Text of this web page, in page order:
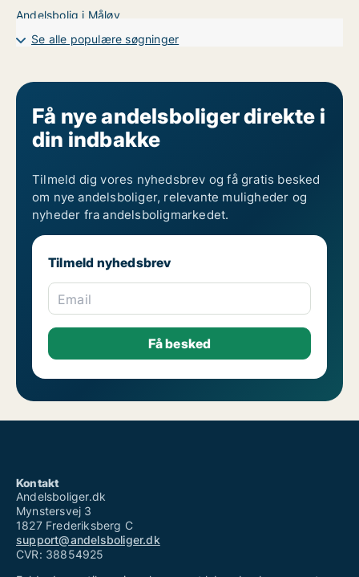
Andelsbolig i Måløv
Se alle populære søgninger
Få nye andelsboliger direkte i
din indbakke
Tilmeld dig vores nyhedsbrev og få gratis besked
om nye andelsboliger, relevante muligheder og
nyheder fra andelsboligmarkedet.
Tilmeld nyhedsbrev
Email
Kontakt
Andelsboliger.dk
Mynstersvej 3
1827 Frederiksberg C
support@andelsboliger.dk
CVR: 38854925